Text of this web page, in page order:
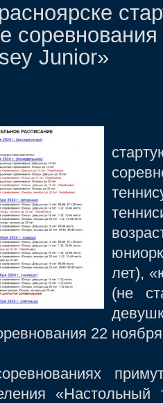
Junior»
лет),
(не
22
примут
«Настольный